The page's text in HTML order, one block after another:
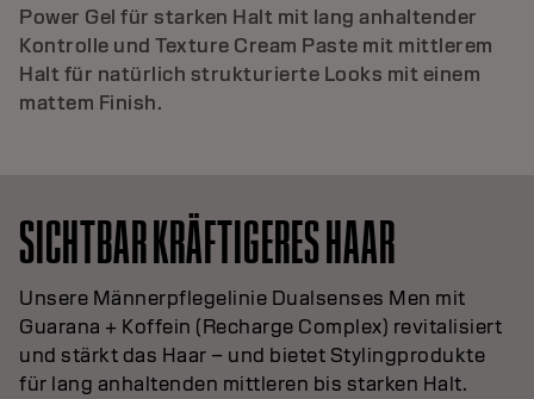
Power Gel für starken Halt mit lang anhaltender
Kontrolle und Texture Cream Paste mit mittlerem
Halt für natürlich strukturierte Looks mit einem
mattem Finish.
SICHTBAR KRÄFTIGERES HAAR
Unsere Männerpflegelinie Dualsenses Men mit
Guarana + Koffein (Recharge Complex) revitalisiert
und stärkt das Haar – und bietet Stylingprodukte
für lang anhaltenden mittleren bis starken Halt.